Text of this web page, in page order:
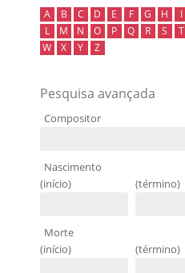
A B C D E F G H I
L
M N O P Q R S T
W
X Y Z
Pesquisa avançada
Compositor
Nascimento
(início)
(término)
Morte
(início)
(término)